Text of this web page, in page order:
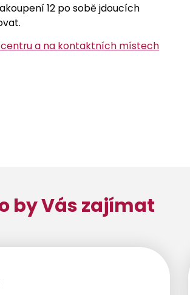
12 po sobě jdoucích
a na kontaktních místech
by Vás zajímat